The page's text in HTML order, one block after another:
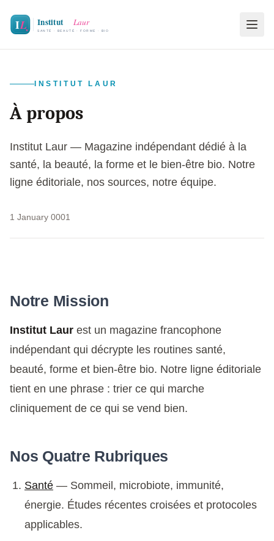
INSTITUT LAUR
À propos
Institut Laur — Magazine indépendant dédié à la
santé, la beauté, la forme et le bien-être bio. Notre
ligne éditoriale, nos sources, notre équipe.
1 January 0001
Notre Mission
Institut Laur est un magazine francophone
indépendant qui décrypte les routines santé,
beauté, forme et bien-être bio. Notre ligne éditoriale
tient en une phrase : trier ce qui marche
cliniquement de ce qui se vend bien.
Nos Quatre Rubriques
Santé — Sommeil, microbiote, immunité,
énergie. Études récentes croisées et protocoles
applicables.